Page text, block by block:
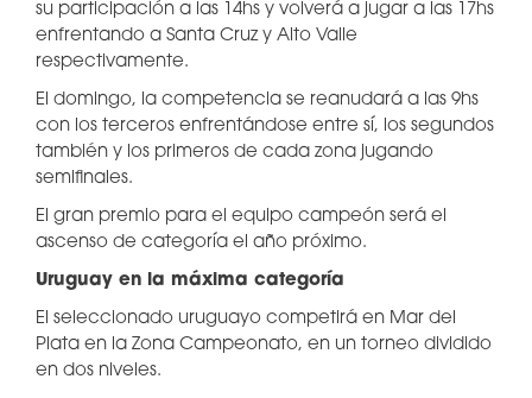
su participación a las 14hs y volverá a jugar a las 17hs
enfrentando a Santa Cruz y Alto Valle
respectivamente.
El domingo, la competencia se reanudará a las 9hs
con los terceros enfrentándose entre sí, los segundos
también y los primeros de cada zona jugando
semifinales.
El gran premio para el equipo campeón será el
ascenso de categoría el año próximo.
Uruguay en la máxima categoría
El seleccionado uruguayo competirá en Mar del
Plata en la Zona Campeonato, en un torneo dividido
en dos niveles.